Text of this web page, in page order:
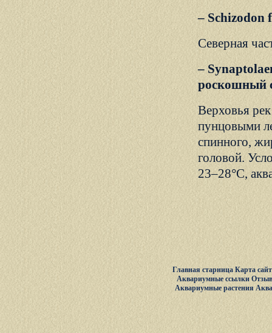
– Schizodon
Северная
–
роскошный
Верховья
пунцовыми
спинного,
головой.
23–28°С,
Главная старница Карта
Аквариумные ссылки
Аквариумные растения